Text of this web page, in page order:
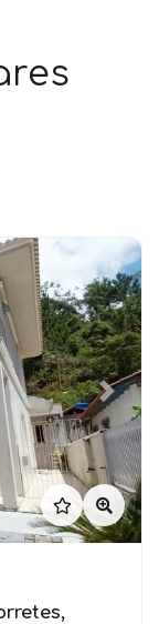
Next